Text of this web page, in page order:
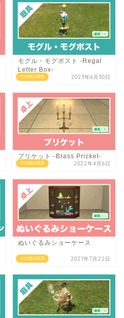
その他の家具
モグル・モグポスト -Regal
Letter Box-
2023年6月30日
その他の家具
プリケット -Brass Pricket-
2022年4月6日
その他の家具
ぬいぐるみショーケース
2021年7月22日